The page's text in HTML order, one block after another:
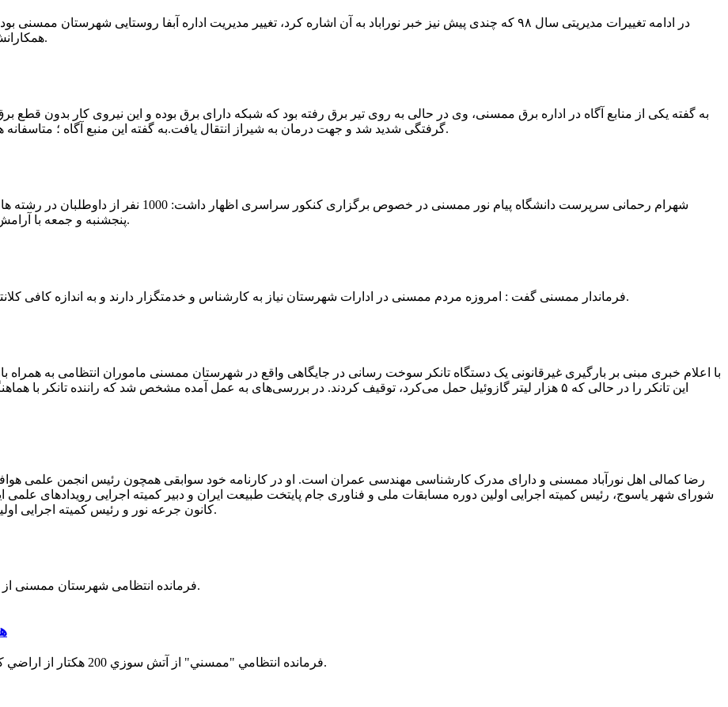
در ادامه تغییرات مدیریتی سال ۹۸ که چندی پیش نیز خبر نوراباد به آن اشاره کرد، تغییر مدیریت اداره آبفا روستایی
همکارانش خداحافظی کرد.مراسم تودیع و معارفه وی امروز برگزار گردید.
به گفته یکی از منابع آگاه در اداره برق ممسنی، وی در حالی به روی تیر برق رفته بود که شبکه دارای برق بوده و این نیروی کار بدون قطع
گرفتگی شدید شد و جهت درمان به شیراز انتقال یافت.به گفته این منبع آگاه ؛ متاسفانه هر دو دست این نیروی کار به دلیل سوختگی شدید قطع شده است.
شهرام رحمانی سرپرست دانشگاه پیام نور ممسنی در
پنجشنبه و جمعه با آرامش کامل وفضای مناسب در این مرکز دانشگاهی به رقابت پرداختند.
فرماندار ممسنی گفت : امروزه مردم ممسنی در ادارات شهرستان نیاز به کارشناس و خدمتگزار دارند و به اندازه کافی کلانتر در شهرستان وجود دارد پس کارشناسان از کلانتری پرهیز نمایند.
با اعلام خبری مبنی بر بارگیری غیرقانونی یک دستگاه تانکر سوخت رسانی در جایگاهی واقع در شهرستان ممسنی ماموران انتظامی به
این تانکر را در حالی که ۵ هزار لیتر گازوئیل حمل می‌کرد، توقیف کردند. در بررسی‌های به عمل آمده مشخص شد که راننده
رضا کمالی اهل نورآباد ممسنی و دارای مدرک کارشناسی مهندسی عمران است. او در کارنامه خود سوابقی همچون رئیس انجمن علمی
شورای شهر یاسوج، رئیس کمیته اجرایی اولین دوره مسابقات ملی و فناوری جام پایتخت طبیعت ایران و دبیر کمیته اجرایی رویدادهای علمی
کانون جرعه نور و رئیس کمیته اجرایی اولین دوره مسابقات ملی و فناوری جام پایتخت طبیعت ایران را دارد.
فرمانده انتظامی شهرستان ممسنی از کشف بیش از 37 کیلوگرم تریاک در یک خودروی ام وی ام خبر داد.
فرمانده انتظامي "ممسني" از آتش سوزي 200 هكتار از اراضي كشاورزي واقع در اطراف روستاي "فهلیان" آن شهرستان خبر داد.